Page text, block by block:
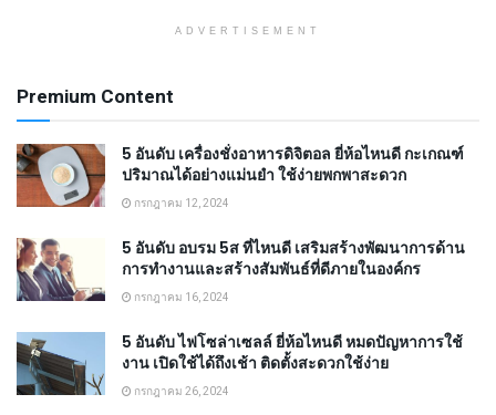
ADVERTISEMENT
Premium Content
5 อันดับ เครื่องชั่งอาหารดิจิตอล ยี่ห้อไหนดี กะเกณฑ์
ปริมาณได้อย่างแม่นยำ ใช้ง่ายพกพาสะดวก
กรกฎาคม 12, 2024
5 อันดับ อบรม 5ส ที่ไหนดี เสริมสร้างพัฒนาการด้าน
การทำงานและสร้างสัมพันธ์ที่ดีภายในองค์กร
กรกฎาคม 16, 2024
5 อันดับ ไฟโซล่าเซลล์ ยี่ห้อไหนดี หมดปัญหาการใช้
งาน เปิดใช้ได้ถึงเช้า ติดตั้งสะดวกใช้ง่าย
กรกฎาคม 26, 2024